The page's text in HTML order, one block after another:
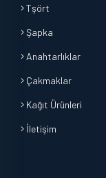
Tşört
Şapka
Anahtarlıklar
Çakmaklar
Kağıt Ürünleri
İletişim